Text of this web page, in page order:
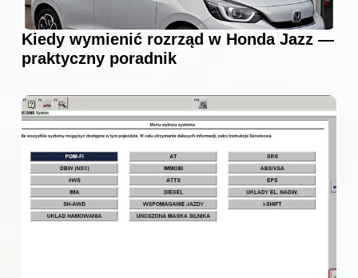
Kiedy wymienić rozrząd w Honda Jazz —
praktyczny poradnik